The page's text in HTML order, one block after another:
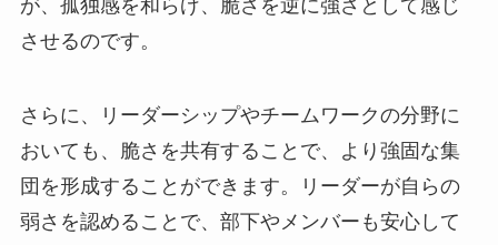
が、孤独感を和らげ、脆さを逆に強さとして感じ
させるのです。
さらに、リーダーシップやチームワークの分野に
おいても、脆さを共有することで、より強固な集
団を形成することができます。リーダーが自らの
弱さを認めることで、部下やメンバーも安心して